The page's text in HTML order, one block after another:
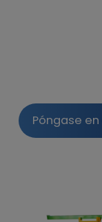
Póngase